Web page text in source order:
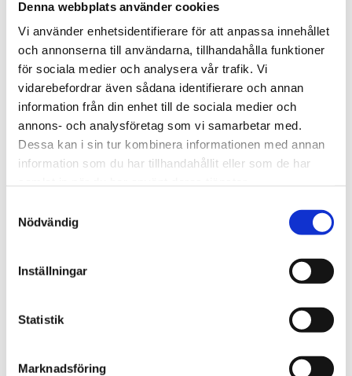
Denna webbplats använder cookies
Vi använder enhetsidentifierare för att anpassa innehållet
och annonserna till användarna, tillhandahålla funktioner
för sociala medier och analysera vår trafik. Vi
vidarebefordrar även sådana identifierare och annan
information från din enhet till de sociala medier och
annons- och analysföretag som vi samarbetar med.
Dessa kan i sin tur kombinera informationen med annan
information som du har tillhandahållit eller som de har
Nödvändig
Inställningar
Statistik
Marknadsföring
Utgångsspänning: 48 VDC
Utgångsström: 1.3 A
Utgångskontakt: 2-PIN, med kordändhylsor
Vikt: 305 g
För mer information - Se Datablad
STÄLL EN FRÅGA OM PRODUKTEN
Omdömen